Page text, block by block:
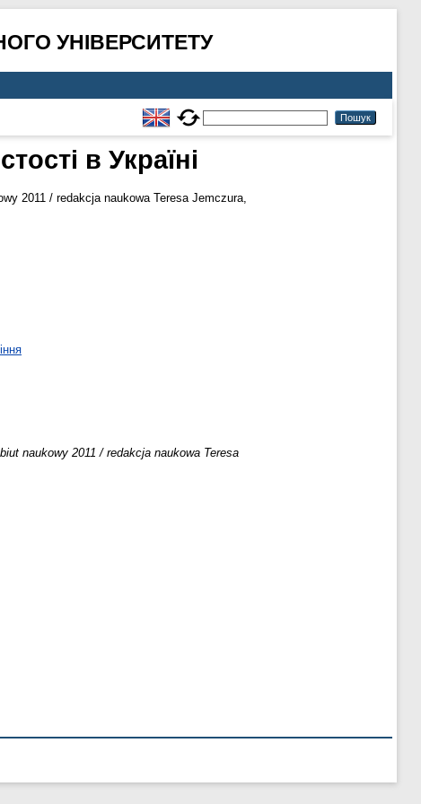
УНІВЕРСИТЕТУ
в Україні
2011 / redakcja naukowa Teresa Jemczura,
naukowy 2011 / redakcja naukowa Teresa